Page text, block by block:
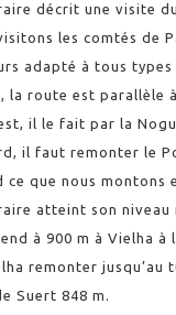
décrit une visite
les comtés de
adapté à tous types
la route est parallèle
il le fait par la
il faut remonter le
ce que nous montons
atteint son niveau
à 900 m à Vielha à
remonter jusqu’au
Suert 848 m.